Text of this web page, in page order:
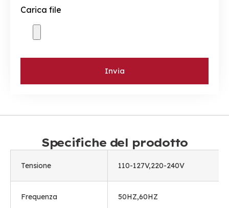
Carica file
Invia
Specifiche del prodotto
Tensione 110-127V,220-240V
Frequenza 50HZ,60HZ